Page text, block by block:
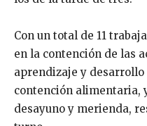
Con un total de 11
en la contención de las
aprendizaje y desarrollo
contención alimentaria,
desayuno y merienda,